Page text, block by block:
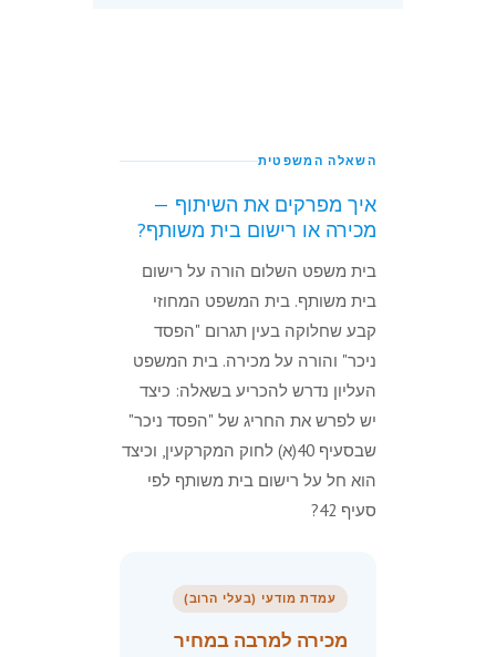
השאלה המשפטית
איך מפרקים את השיתוף —
מכירה או רישום בית משותף?
בית משפט השלום הורה על רישום
בית משותף. בית המשפט המחוזי
קבע שחלוקה בעין תגרום "הפסד
ניכר" והורה על מכירה. בית המשפט
העליון נדרש להכריע בשאלה: כיצד
יש לפרש את החריג של "הפסד ניכר"
שבסעיף 40(א) לחוק המקרקעין, וכיצד
הוא חל על רישום בית משותף לפי
סעיף 42?
עמדת מודעי (בעלי הרוב)
מכירה למרבה במחיר